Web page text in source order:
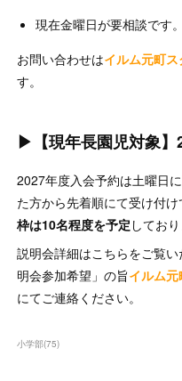
現在金曜日が要相談です。
お問い合わせはイルム元町
す。
▶【現年長園児対象】
2027年度入会予約は土曜日
た方から先着順にて受け付け
枠は10名程度を予定 しており
説明会詳細はこちらをご覧
明会参加希望」の旨イルム
にてご連絡ください。
小学部(75)